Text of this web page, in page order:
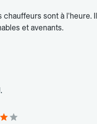
chauffeurs sont à l'heure.
et avenants.